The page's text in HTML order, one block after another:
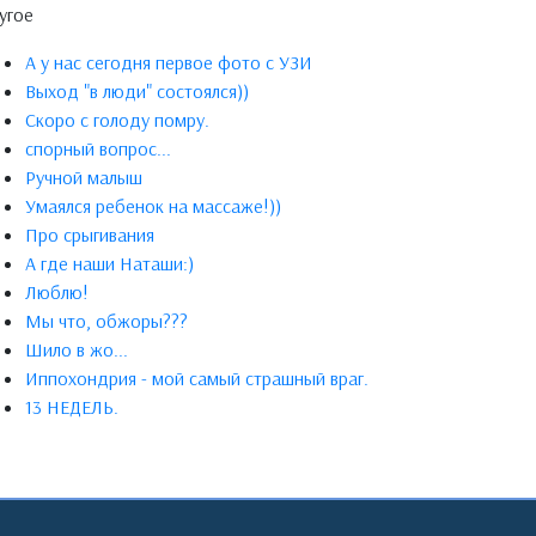
А у нас сегодня первое фото с УЗИ
Выход "в люди" состоялся))
Скоро с голоду помру.
спорный вопрос...
Ручной малыш
Умаялся ребенок на массаже!))
Про срыгивания
А где наши Наташи:)
Люблю!
Мы что, обжоры???
Шило в жо...
Иппохондрия - мой самый страшный враг.
13 НЕДЕЛЬ.